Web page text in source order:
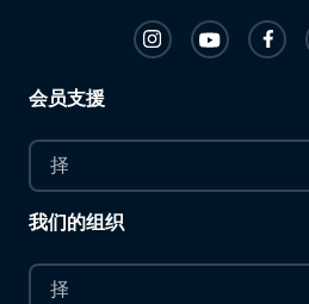
会员支援
择
我们的组织
择